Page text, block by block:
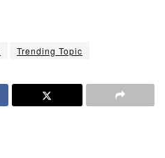
Trending Topic